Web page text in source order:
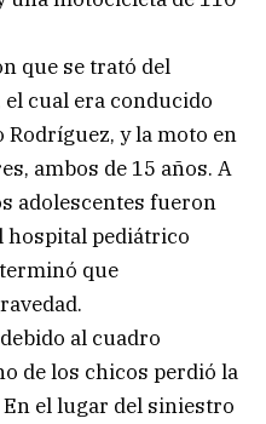
que se trató del
cual era conducido
y la moto en
ambos de 15 años. A
adolescentes fueron
hospital pediátrico
que
al cuadro
de los chicos perdió la
el lugar del siniestro